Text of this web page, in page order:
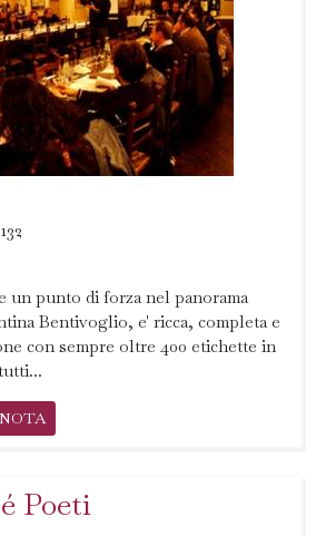
un punto di forza nel panorama
Bentivoglio, e' ricca, completa e
con sempre oltre 400 etichette in
Poeti